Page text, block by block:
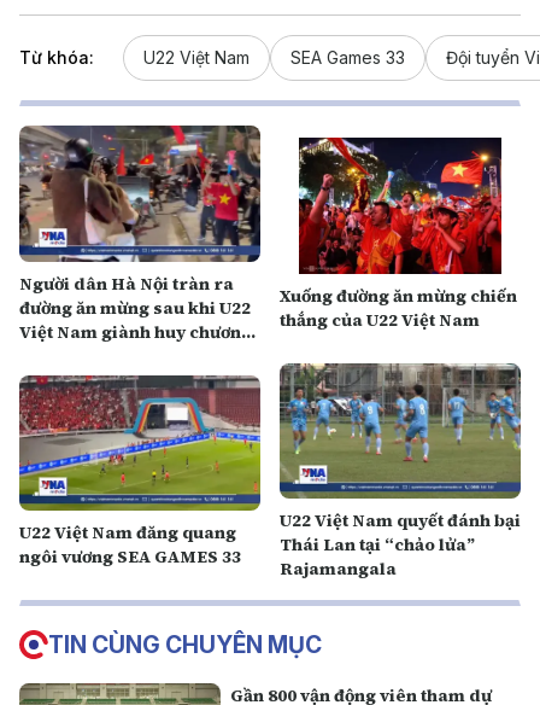
Từ khóa: U22 Việt Nam SEA Games 33 Đội tuyển
Người dân Hà Nội tràn ra
đường ăn mừng sau khi U22
Việt Nam giành huy chương
Xuống đường ăn mừng chiến
thắng của U22 Việt Nam
U22 Việt Nam đăng quang
ngôi vương SEA GAMES 33
U22 Việt Nam quyết đánh bại
Thái Lan tại “chảo lửa”
Rajamangala
TIN CÙNG CHUYÊN MỤC
Gần 800 vận động viên tham dự